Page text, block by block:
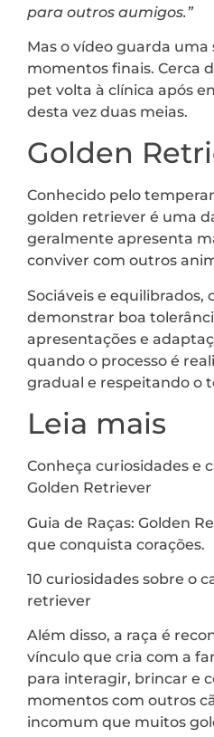
para outros aumigos.”
Mas o vídeo guarda uma
momentos finais. Cerca
pet volta à clínica após
desta vez duas meias.
Golden
Conhecido pelo
golden retriever é uma
geralmente apresenta
conviver com outros
Sociáveis e equilibrados,
demonstrar boa
apresentações e
quando o processo é
gradual e respeitando o
Leia mais
Conheça curiosidades e
Golden Retriever
Guia de Raças: Golden
que conquista corações.
10 curiosidades sobre o
retriever
Além disso, a raça é
vínculo que cria com a
para interagir, brincar e
momentos com outros
incomum que muitos